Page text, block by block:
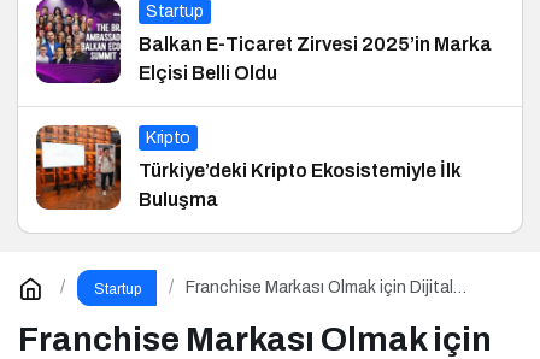
Startup
Balkan E-Ticaret Zirvesi 2025’in Marka
Elçisi Belli Oldu
Kripto
Türkiye’deki Kripto Ekosistemiyle İlk
Buluşma
Startup
Franchise Markası Olmak için Dijital
Franchise Markası Olmak için